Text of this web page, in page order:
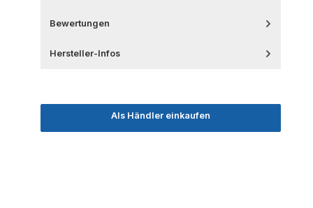
Bewertungen
Hersteller-Infos
Als Händler einkaufen